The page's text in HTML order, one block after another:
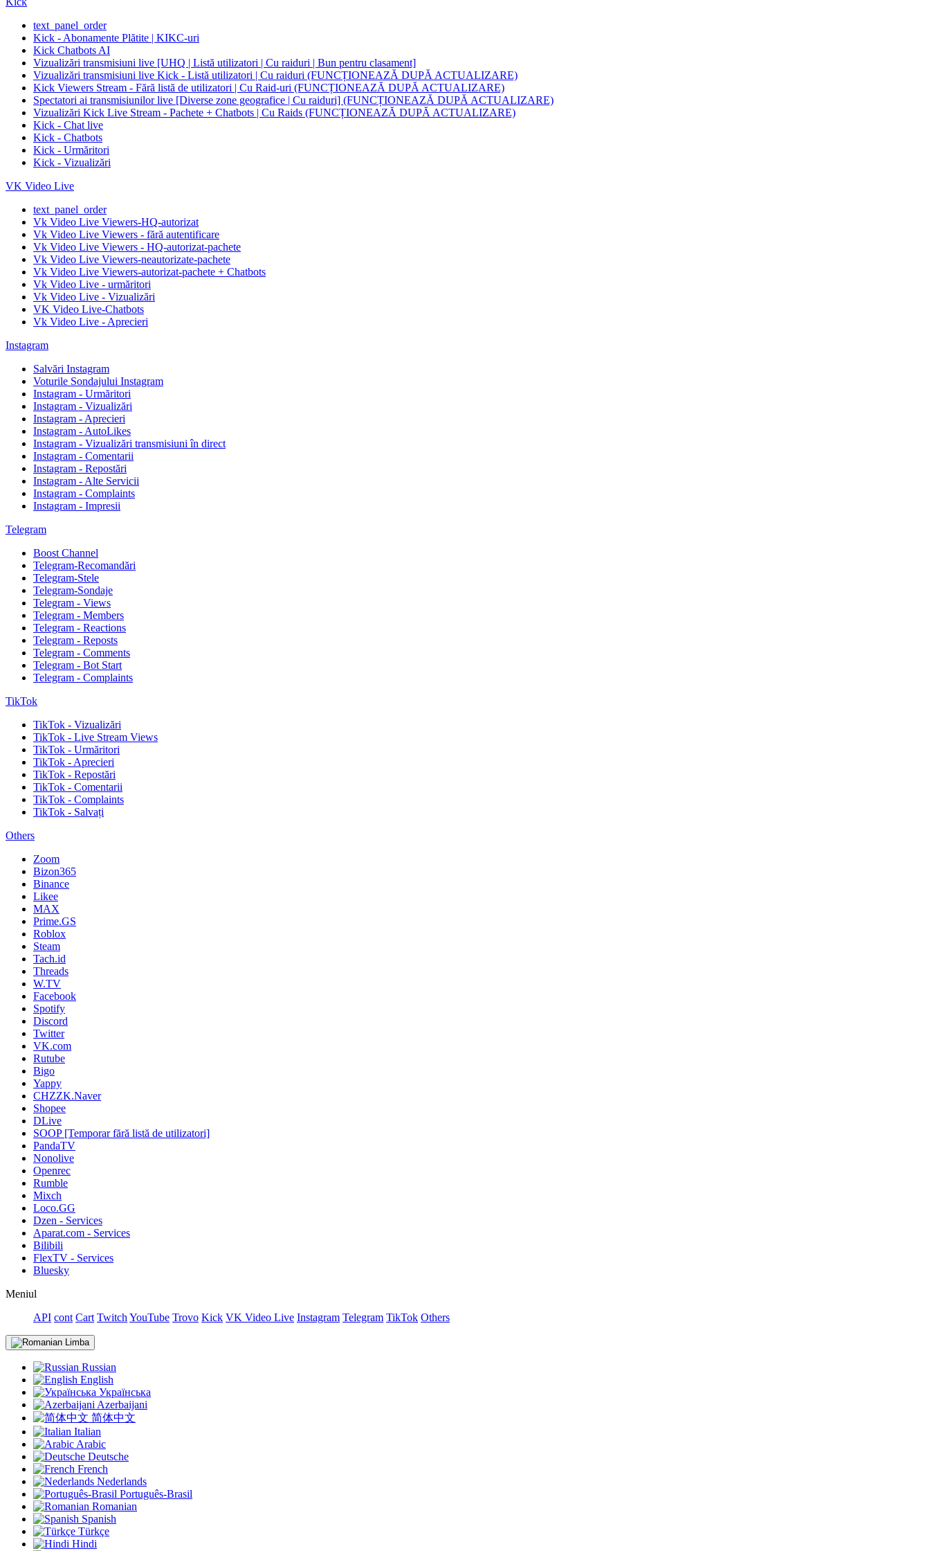
text_panel_order
Kick - Abonamente Plătite | KIKC-uri
Kick Chatbots AI
Vizualizări transmisiuni live [UHQ | Listă utilizatori | Cu raiduri | Bun pentru clasament]
Vizualizări transmisiuni live Kick - Listă utilizatori | Cu raiduri (FUNCȚIONEAZĂ DUPĂ ACTUALIZARE)
Kick Viewers Stream - Fără listă de utilizatori | Cu Raid-uri (FUNCȚIONEAZĂ DUPĂ ACTUALIZARE)
Spectatori ai transmisiunilor live [Diverse zone geografice | Cu raiduri] (FUNCȚIONEAZĂ DUPĂ ACTUALIZARE)
Vizualizări Kick Live Stream - Pachete + Chatbots | Cu Raids (FUNCȚIONEAZĂ DUPĂ ACTUALIZARE)
Kick - Chat live
Kick - Chatbots
Kick - Urmăritori
Kick - Vizualizări
VK Video Live
text_panel_order
Vk Video Live Viewers-HQ-autorizat
Vk Video Live Viewers - fără autentificare
Vk Video Live Viewers - HQ-autorizat-pachete
Vk Video Live Viewers-neautorizate-pachete
Vk Video Live Viewers-autorizat-pachete + Chatbots
Vk Video Live - urmăritori
Vk Video Live - Vizualizări
VK Video Live-Chatbots
Vk Video Live - Aprecieri
Instagram
Salvări Instagram
Voturile Sondajului Instagram
Instagram - Urmăritori
Instagram - Vizualizări
Instagram - Aprecieri
Instagram - AutoLikes
Instagram - Vizualizări transmisiuni în direct
Instagram - Comentarii
Instagram - Repostări
Instagram - Alte Servicii
Instagram - Complaints
Instagram - Impresii
Telegram
Boost Channel
Telegram-Recomandări
Telegram-Stele
Telegram-Sondaje
Telegram - Views
Telegram - Members
Telegram - Reactions
Telegram - Reposts
Telegram - Comments
Telegram - Bot Start
Telegram - Complaints
TikTok
TikTok - Vizualizări
TikTok - Live Stream Views
TikTok - Urmăritori
TikTok - Aprecieri
TikTok - Repostări
TikTok - Comentarii
TikTok - Complaints
TikTok - Salvați
Others
Zoom
Bizon365
Binance
Likee
MAX
Prime.GS
Roblox
Steam
Tach.id
Threads
W.TV
Facebook
Spotify
Discord
Twitter
VK.com
Rutube
Bigo
Yappy
CHZZK.Naver
Shopee
DLive
SOOP [Temporar fără listă de utilizatori]
PandaTV
Nonolive
Openrec
Rumble
Mixch
Loco.GG
Dzen - Services
Aparat.com - Services
Bilibili
FlexTV - Services
Bluesky
Meniul
API cont Cart Twitch YouTube Trovo Kick VK Video Live Instagram Telegram TikTok Others
Limba
Russian
English
Українська
Azerbaijani
简体中文
Italian
Arabic
Deutsche
French
Nederlands
Português-Brasil
Romanian
Spanish
Türkçe
Hindi